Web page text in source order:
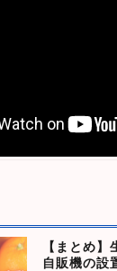
【まとめ
自販機の設